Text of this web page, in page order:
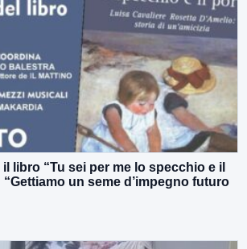
libro “Tu sei per me lo specchio e il
“Gettiamo un seme d’impegno futuro